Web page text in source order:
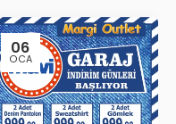
06
OCA